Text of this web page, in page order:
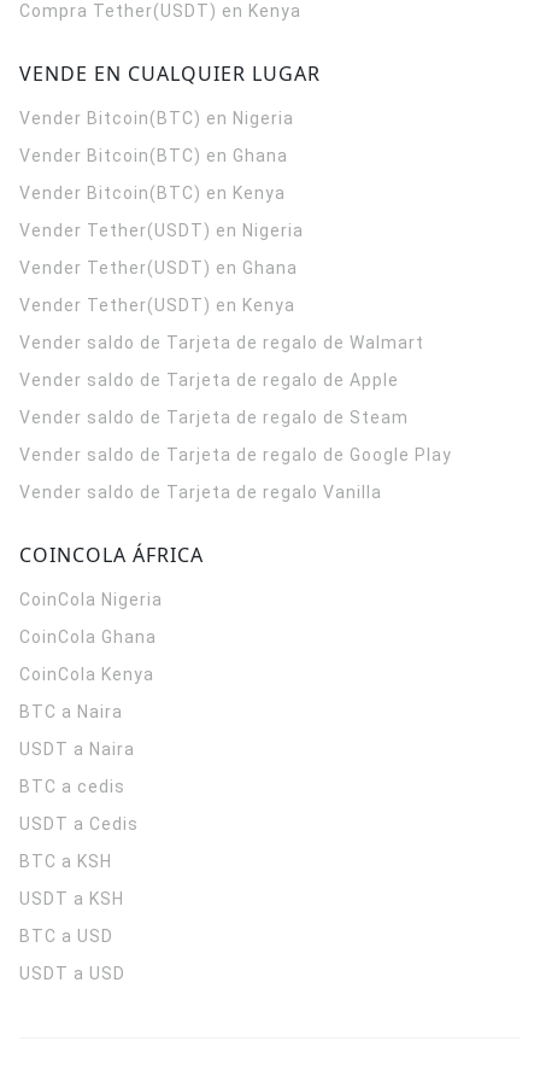
Compra Tether(USDT) en Kenya
VENDE EN CUALQUIER LUGAR
Vender Bitcoin(BTC) en Nigeria
Vender Bitcoin(BTC) en Ghana
Vender Bitcoin(BTC) en Kenya
Vender Tether(USDT) en Nigeria
Vender Tether(USDT) en Ghana
Vender Tether(USDT) en Kenya
Vender saldo de Tarjeta de regalo de Walmart
Vender saldo de Tarjeta de regalo de Apple
Vender saldo de Tarjeta de regalo de Steam
Vender saldo de Tarjeta de regalo de Google Play
Vender saldo de Tarjeta de regalo Vanilla
COINCOLA ÁFRICA
CoinCola Nigeria
CoinCola Ghana
CoinCola Kenya
BTC a Naira
USDT a Naira
BTC a cedis
USDT a Cedis
BTC a KSH
USDT a KSH
BTC a USD
USDT a USD